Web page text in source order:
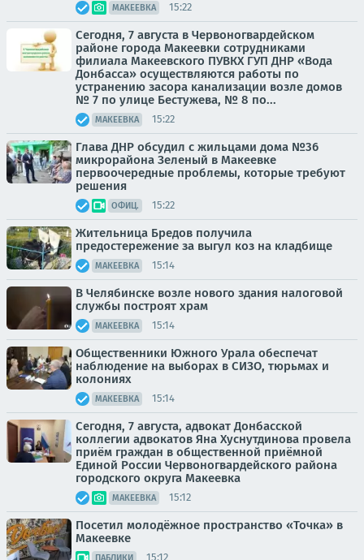
МАКЕЕВКА 15:22
Сегодня, 7 августа в Червоногвардейском
районе города Макеевки сотрудниками
филиала Макеевского ПУВКХ ГУП ДНР «Вода
Донбасса» осуществляются работы по
устранению засора канализации возле домов
№ 7 по улице Бестужева, № 8 по...
МАКЕЕВКА 15:22
Глава ДНР обсудил с жильцами дома №36
микрорайона Зеленый в Макеевке
первоочередные проблемы, которые требуют
решения
ОФИЦ. 15:22
Жительница Бредов получила
предостережение за выгул коз на кладбище
МАКЕЕВКА 15:14
В Челябинске возле нового здания налоговой
службы построят храм
МАКЕЕВКА 15:14
Общественники Южного Урала обеспечат
наблюдение на выборах в СИЗО, тюрьмах и
колониях
МАКЕЕВКА 15:14
Сегодня, 7 августа, адвокат Донбасской
коллегии адвокатов Яна Хуснутдинова провела
приём граждан в общественной приёмной
Единой России Червоногвардейского района
городского округа Макеевка
МАКЕЕВКА 15:12
Посетил молодёжное пространство «Точка» в
Макеевке
15:12